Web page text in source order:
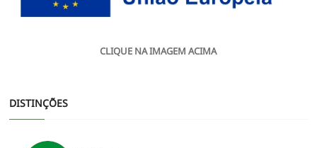
CLIQUE NA IMAGEM ACIMA
DISTINÇÕES